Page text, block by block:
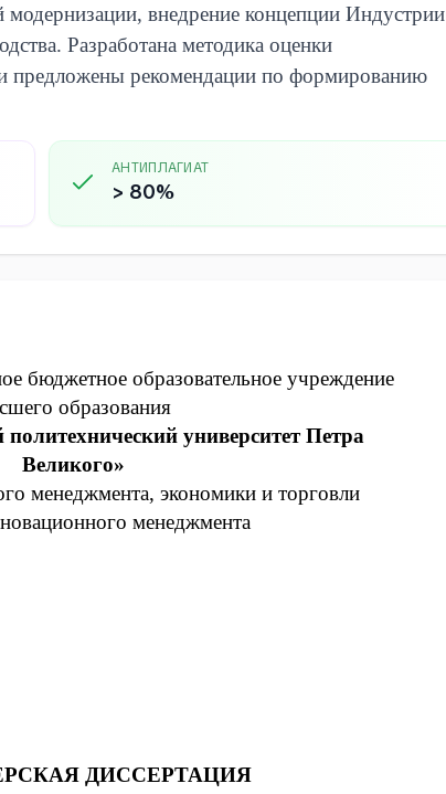
модернизации, внедрение концепции Индустрии
Разработана методика оценки
предложены рекомендации по формированию
АНТИПЛАГИАТ
> 80%
бюджетное образовательное учреждение
образования
университет Петра
Великого»
менеджмента, экономики и торговли
менеджмента
ДИССЕРТАЦИЯ